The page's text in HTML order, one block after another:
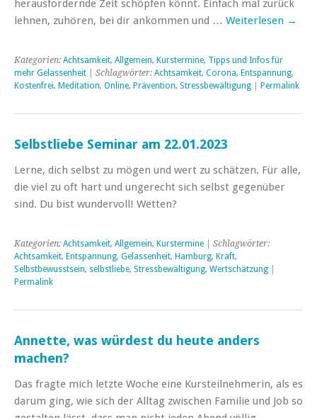
herausfordernde Zeit schöpfen könnt. Einfach mal zurück
lehnen, zuhören, bei dir ankommen und … Weiterlesen →
Kategorien: Achtsamkeit, Allgemein, Kurstermine, Tipps und Infos für
mehr Gelassenheit | Schlagwörter: Achtsamkeit, Corona, Entspannung,
Kostenfrei, Meditation, Online, Prävention, Stressbewältigung Permalink
Selbstliebe Seminar am 22.01.2023
Lerne, dich selbst zu mögen und wert zu schätzen. Für alle,
die viel zu oft hart und ungerecht sich selbst gegenüber
sind. Du bist wundervoll! Wetten?
Kategorien: Achtsamkeit, Allgemein, Kurstermine | Schlagwörter:
Achtsamkeit, Entspannung, Gelassenheit, Hamburg, Kraft,
Selbstbewusstsein, selbstliebe, Stressbewältigung, Wertschätzung
Permalink
Annette, was würdest du heute anders
machen?
Das fragte mich letzte Woche eine Kursteilnehmerin, als es
darum ging, wie sich der Alltag zwischen Familie und Job so